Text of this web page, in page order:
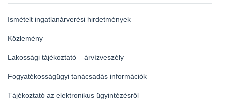
Ismételt ingatlanárverési hirdetmények
Közlemény
Lakossági tájékoztató – árvízveszély
Fogyatékosságügyi tanácsadás információk
Tájékoztató az elektronikus ügyintézésről